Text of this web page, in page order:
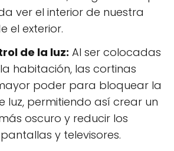
ver el interior de nuestra
el exterior.
de la luz: Al ser colocadas
habitación, las cortinas
poder para bloquear la
luz, permitiendo así crear un
oscuro y reducir los
y televisores.